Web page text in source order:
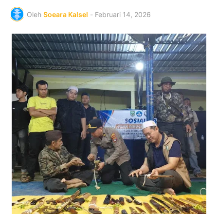
Oleh Soeara Kalsel - Februari 14, 2026